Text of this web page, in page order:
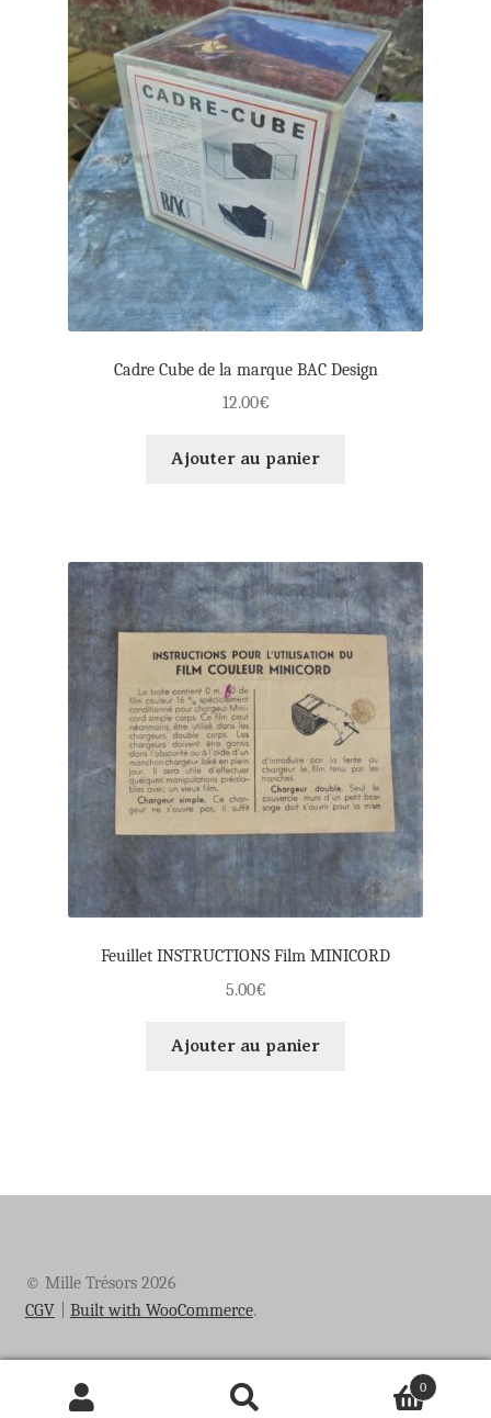
Cadre Cube de la marque BAC Design
12.00€
Ajouter au panier
Feuillet INSTRUCTIONS Film MINICORD
5.00€
Ajouter au panier
© Mille Trésors 2026
CGV
Built with WooCommerce.
Recherche
Recherche
0